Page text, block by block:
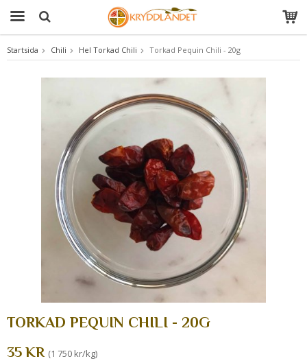
Produkten har blivit tillagd i varukorgen
Startsida Chili Hel Torkad Chili Torkad Pequin Chili - 20g
TORKAD PEQUIN CHILI - 20G
35 KR (1 750 kr/kg)